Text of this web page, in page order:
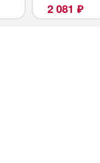
Jetta VS5 2019-
2 081 ₽